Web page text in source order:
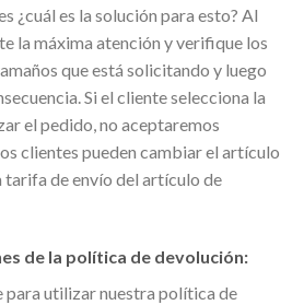
¿cuál es la solución para esto? Al
la máxima atención y verifique los
que está solicitando y luego
Si el cliente selecciona la
el pedido, no aceptaremos
clientes pueden cambiar el artículo
tarifa de envío del artículo de
de la política de devolución:
para utilizar nuestra política de